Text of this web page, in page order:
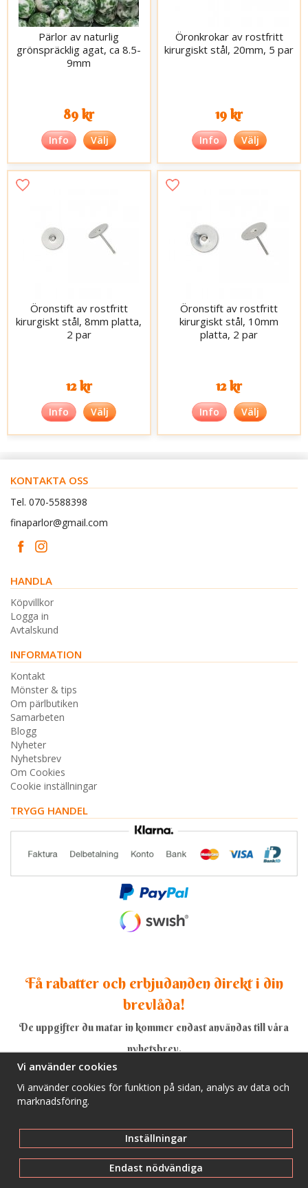
Pärlor av naturlig
grönspräcklig agat, ca 8.5-
9mm
89 kr
Info Välj
Öronkrokar av rostfritt
kirurgiskt stål, 20mm, 5 par
19 kr
Info Välj
Öronstift av rostfritt
kirurgiskt stål, 8mm platta,
2 par
12 kr
Info Välj
Öronstift av rostfritt
kirurgiskt stål, 10mm
platta, 2 par
12 kr
Info Välj
KONTAKTA OSS
Tel. 070-5588398
finaparlor@gmail.com
HANDLA
Köpvillkor
Logga in
Avtalskund
INFORMATION
Kontakt
Mönster & tips
Om pärlbutiken
Samarbeten
Blogg
Nyheter
Nyhetsbrev
Om Cookies
Cookie inställningar
TRYGG HANDEL
Få rabatter och erbjudanden direkt i din
brevlåda!
De uppgifter du matar in kommer endast användas till våra
nyhetsbrev.
Vi använder cookies
Vi använder cookies för funktion på sidan, analys av data och
marknadsföring.
Inställningar
Endast nödvändiga